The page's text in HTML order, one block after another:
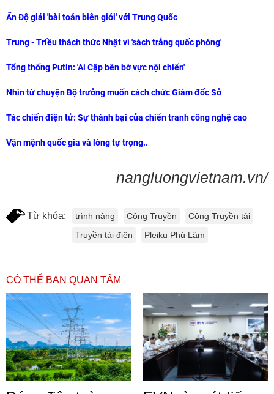
Ấn Độ giải 'bài toán biên giới' với Trung Quốc
Trung - Triều thách thức Nhật vì 'sách trắng quốc phòng'
Tổng thống Putin: 'Ai Cập bên bờ vực nội chiến'
Nhìn từ chuyện Bộ trưởng muốn cách chức Giám đốc Sở
Tác chiến điện tử: Sự thành bại của chiến tranh công nghệ cao
Vận mệnh quốc gia và lòng tự trọng..
nangluongvietnam.vn/
Từ khóa: trình nâng Công Truyền
Công Truyền tải
Truyền tải điện
Pleiku Phú Lâm
CÓ THỂ BẠN QUAN TÂM